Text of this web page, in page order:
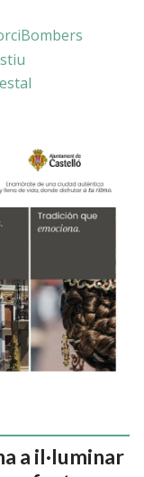
a il·luminar